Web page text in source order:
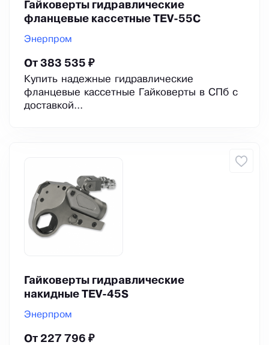
Гайковерты гидравлические
фланцевые кассетные TEV-55C
Энерпром
От 383 535 ₽
Купить надежные гидравлические
фланцевые кассетные Гайковерты в СПб с
доставкой...
Гайковерты гидравлические
накидные TEV-45S
Энерпром
От 227 796 ₽